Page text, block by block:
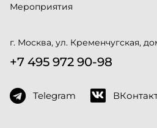
Мероприятия
г. Москва, ул. Кременчугская,
+7 495 972 90-98
Telegram